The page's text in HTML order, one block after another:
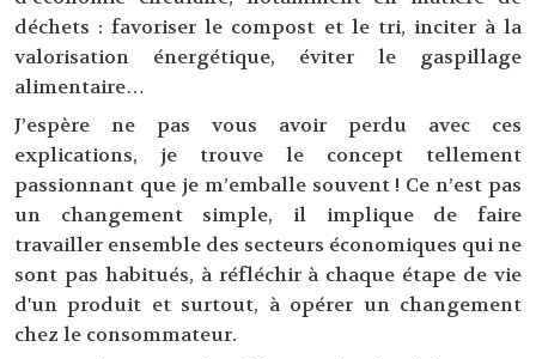
déchets : favoriser le compost et le tri, inciter à la
valorisation énergétique, éviter le gaspillage
alimentaire…
J’espère ne pas vous avoir perdu avec ces
explications, je trouve le concept tellement
passionnant que je m’emballe souvent ! Ce n’est pas
un changement simple, il implique de faire
travailler ensemble des secteurs économiques qui ne
sont pas habitués, à réfléchir à chaque étape de vie
d'un produit et surtout, à opérer un changement
chez le consommateur.